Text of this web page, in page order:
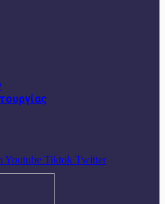
Youtube Tiktok Twitter